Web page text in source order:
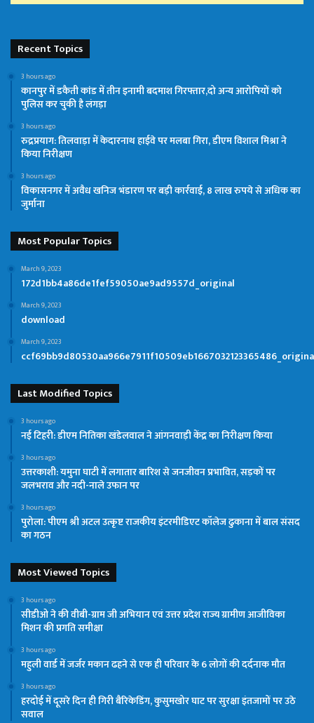
Recent Topics
3 hours ago
कानपुर में डकैती कांड में तीन इनामी बदमाश गिरफ्तार,दो अन्य आरोपियों को
पुलिस कर चुकी है लंगड़ा
3 hours ago
रुद्रप्रयाग: तिलवाड़ा में केदारनाथ हाईवे पर मलबा गिरा, डीएम विशाल मिश्रा ने
किया निरीक्षण
3 hours ago
विकासनगर में अवैध खनिज भंडारण पर बड़ी कार्रवाई, 8 लाख रुपये से अधिक का
जुर्माना
Most Popular Topics
March 9, 2023
172d1bb4a86de1fef59050ae9ad9557d_original
March 9, 2023
download
March 9, 2023
Last Modified Topics
3 hours ago
नई टिहरी: डीएम नितिका खंडेलवाल ने आंगनवाड़ी केंद्र का निरीक्षण किया
3 hours ago
उत्तरकाशी: यमुना घाटी में लगातार बारिश से जनजीवन प्रभावित, सड़कों पर
जलभराव और नदी-नाले उफान पर
3 hours ago
पुरोला: पीएम श्री अटल उत्कृष्ट राजकीय इंटरमीडिएट कॉलेज ढुकाना में बाल संसद
का गठन
Most Viewed Topics
3 hours ago
सीडीओ ने की वीबी-ग्राम जी अभियान एवं उत्तर प्रदेश राज्य ग्रामीण आजीविका
मिशन की प्रगति समीक्षा
3 hours ago
महुली वार्ड में जर्जर मकान ढहने से एक ही परिवार के 6 लोगों की दर्दनाक मौत
3 hours ago
हरदोई में दूसरे दिन ही गिरी बैरिकेडिंग, कुसुमखोर घाट पर सुरक्षा इंतजामों पर उठे
सवाल